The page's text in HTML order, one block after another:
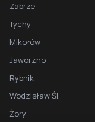
Zabrze
Tychy
Mikołów
Jaworzno
Rybnik
Wodzisław Śl.
Żory